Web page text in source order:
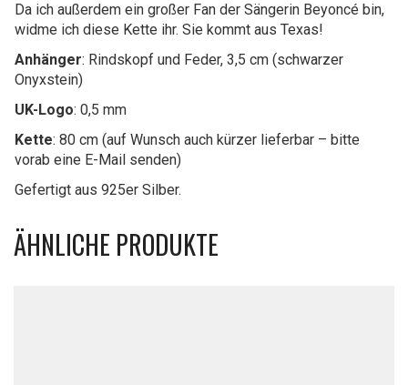
Da ich außerdem ein großer Fan der Sängerin Beyoncé bin,
widme ich diese Kette ihr. Sie kommt aus Texas!
Anhänger: Rindskopf und Feder, 3,5 cm (schwarzer
Onyxstein)
UK-Logo: 0,5 mm
Kette: 80 cm (auf Wunsch auch kürzer lieferbar – bitte
vorab eine E-Mail senden)
Gefertigt aus 925er Silber.
ÄHNLICHE PRODUKTE